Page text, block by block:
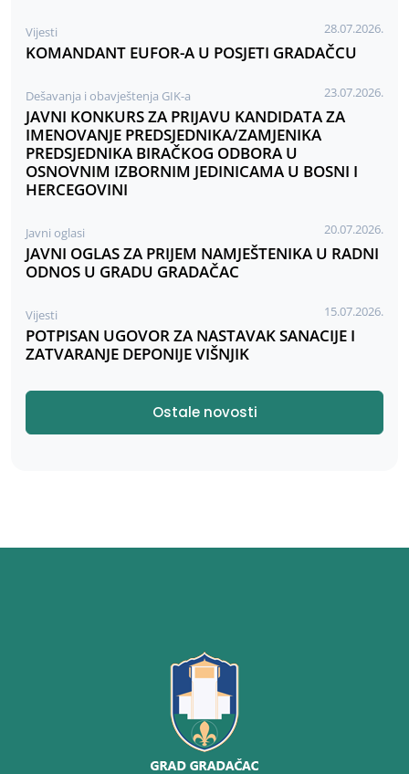
Vijesti 28.07.2026.
KOMANDANT EUFOR-A U POSJETI GRADAČCU
Dešavanja i obavještenja GIK-a 23.07.2026.
JAVNI KONKURS ZA PRIJAVU KANDIDATA ZA
IMENOVANJE PREDSJEDNIKA/ZAMJENIKA
PREDSJEDNIKA BIRAČKOG ODBORA U
OSNOVNIM IZBORNIM JEDINICAMA U BOSNI I
HERCEGOVINI
Javni oglasi 20.07.2026.
JAVNI OGLAS ZA PRIJEM NAMJEŠTENIKA U RADNI
ODNOS U GRADU GRADAČAC
Vijesti 15.07.2026.
POTPISAN UGOVOR ZA NASTAVAK SANACIJE I
ZATVARANJE DEPONIJE VIŠNJIK
Ostale novosti